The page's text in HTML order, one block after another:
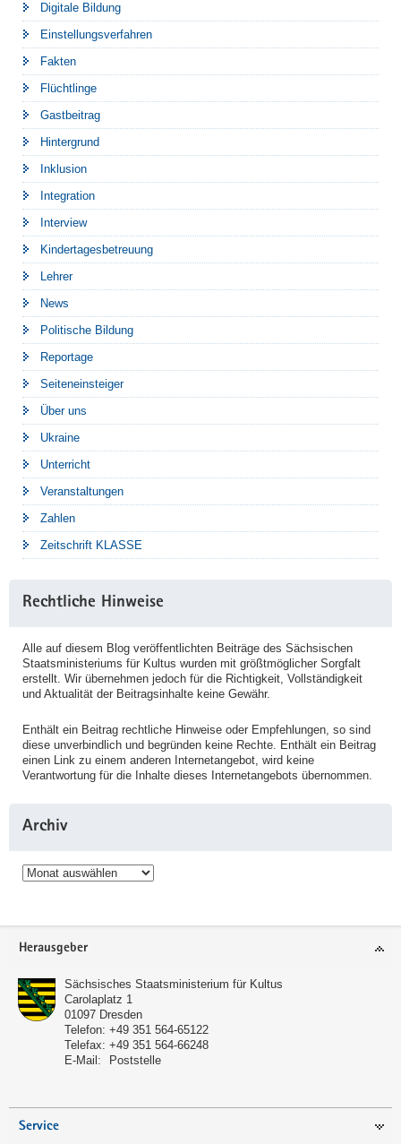
Digitale Bildung
Einstellungsverfahren
Fakten
Flüchtlinge
Gastbeitrag
Hintergrund
Inklusion
Integration
Interview
Kindertagesbetreuung
Lehrer
News
Politische Bildung
Reportage
Seiteneinsteiger
Über uns
Ukraine
Unterricht
Veranstaltungen
Zahlen
Zeitschrift KLASSE
Rechtliche Hinweise
Alle auf diesem Blog veröffentlichten Beiträge des Sächsischen
Staatsministeriums für Kultus wurden mit größtmöglicher Sorgfalt
erstellt. Wir übernehmen jedoch für die Richtigkeit, Vollständigkeit
und Aktualität der Beitragsinhalte keine Gewähr.
Enthält ein Beitrag rechtliche Hinweise oder Empfehlungen, so sind
diese unverbindlich und begründen keine Rechte. Enthält ein Beitrag
einen Link zu einem anderen Internetangebot, wird keine
Verantwortung für die Inhalte dieses Internetangebots übernommen.
Archiv
Archiv
Service
Herausgeber
Sächsisches Staatsministerium für Kultus
Carolaplatz 1
01097 Dresden
Telefon: +49 351 564-65122
Telefax: +49 351 564-66248
E-Mail:
Poststelle
Service